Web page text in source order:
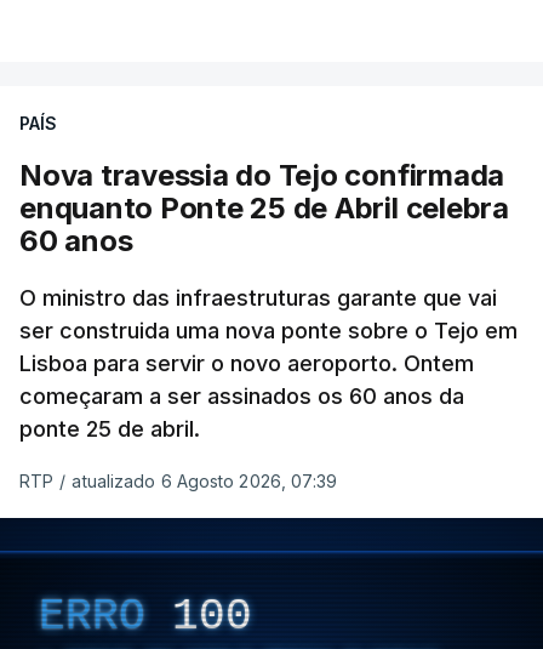
PAÍS
Nova travessia do Tejo confirmada
enquanto Ponte 25 de Abril celebra
60 anos
O ministro das infraestruturas garante que vai
ser construida uma nova ponte sobre o Tejo em
Lisboa para servir o novo aeroporto. Ontem
começaram a ser assinados os 60 anos da
ponte 25 de abril.
RTP / atualizado 6 Agosto 2026, 07:39
ERRO 100